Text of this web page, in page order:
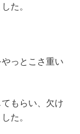
た。
っとこさ重い
もらい、欠け
た。